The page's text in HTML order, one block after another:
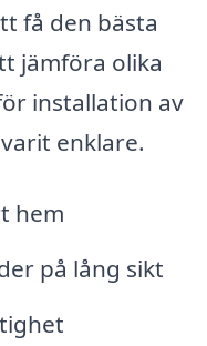
få den bästa
jämföra olika
installation av
enklare.
hem
på lång sikt